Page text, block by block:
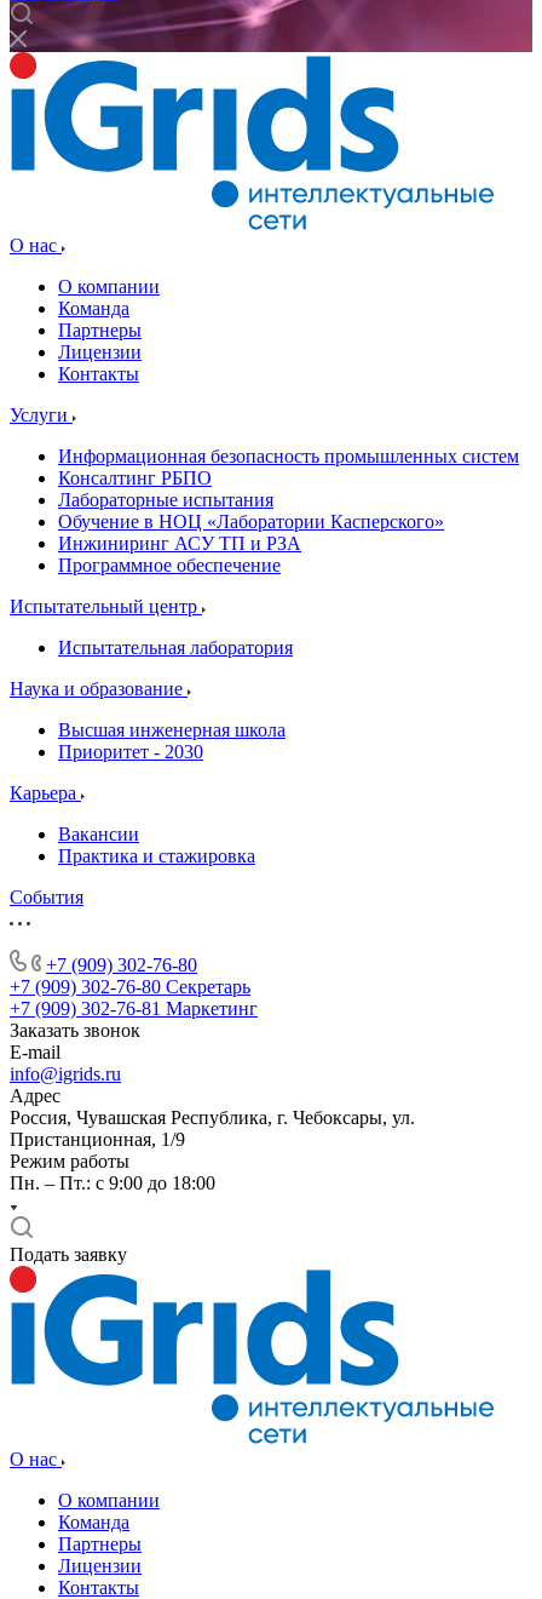
О нас
О компании
Команда
Партнеры
Лицензии
Контакты
Услуги
Информационная безопасность промышленных систем
Консалтинг РБПО
Лабораторные испытания
Обучение в НОЦ «Лаборатории Касперского»
Инжиниринг АСУ ТП и РЗА
Программное обеспечение
Испытательный центр
Испытательная лаборатория
Наука и образование
Высшая инженерная школа
Приоритет - 2030
Карьера
Вакансии
Практика и стажировка
События
+7 (909) 302-76-80
+7 (909) 302-76-80 Секретарь
+7 (909) 302-76-81 Маркетинг
Заказать звонок
E-mail
info@igrids.ru
Адрес
Россия, Чувашская Республика, г. Чебоксары, ул.
Пристанционная, 1/9
Режим работы
Пн. – Пт.: с 9:00 до 18:00
Подать заявку
О нас
О компании
Команда
Партнеры
Лицензии
Контакты